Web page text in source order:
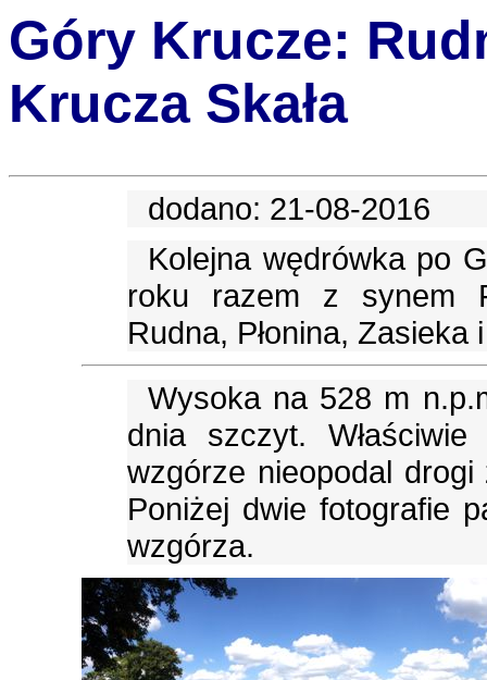
Góry Krucze:
Krucza Skała
dodano: 21-08-2016
Kolejna wędrówka po
roku razem z synem
Rudna, Płonina, Zasieka
Wysoka na 528 m
dnia szczyt.
wzgórze nieopodal drogi
Poniżej dwie fotografie
wzgórza.